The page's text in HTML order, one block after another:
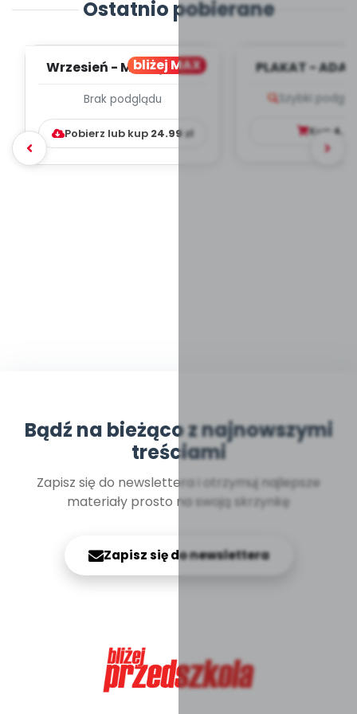
Ostatnio pobierane
bliżej MAX
Wrzesień - MIESIĘCZNY
WYCHOWAWCZO –
DYDAKTYC...
Brak podglądu
Pobierz lub kup 24.99zł
PLAKAT -
Szybki
Kup
Bądź na bieżąco z najnowszymi
treściami
Zapisz się do newslettera i otrzymuj najlepsze
materiały prosto na swoją skrzynkę
Zapisz się do newslettera